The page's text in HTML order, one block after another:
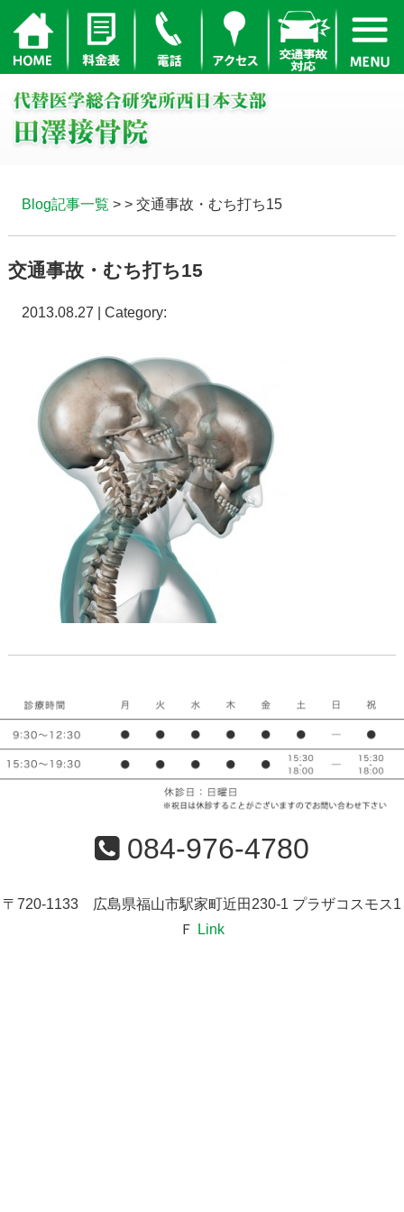
Blog記事一覧 > > 交通事故・むち打ち15
交通事故・むち打ち15
2013.08.27 | Category:
084-976-4780
〒720-1133 広島県福山市駅家町近田230-1 プラザコスモス1
Ｆ
Link